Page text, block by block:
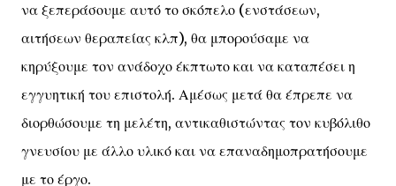
να ξεπεράσουμε αυτό το σκόπελο (ενστάσεων,
αιτήσεων θεραπείας κλπ), θα μπορούσαμε να
κηρύξουμε τον ανάδοχο έκπτωτο και να καταπέσει η
εγγυητική του επιστολή. Αμέσως μετά θα έπρεπε να
διορθώσουμε τη μελέτη, αντικαθιστώντας τον κυβόλιθο
γνευσίου με άλλο υλικό και να επαναδημοπρατήσουμε
με το έργο.